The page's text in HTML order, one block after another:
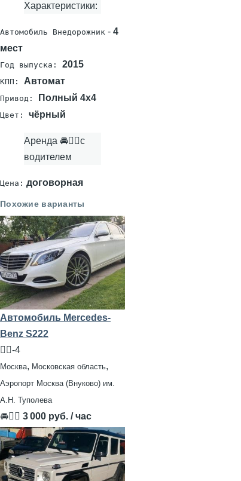
Характеристики:
Автомобиль Внедорожник - 4
мест
Год выпуска: 2015
КПП: Автомат
Привод: Полный 4х4
Цвет: чёрный
Аренда 🚘👨‍✈с
водителем
Цена: договорная
Похожие варианты
Автомобиль Mercedes-
Benz S222
🧍‍♂️-4
Москва, Московская область,
Аэропорт Москва (Внуково) им.
А.Н. Туполева
🚘👨‍✈ 3 000 руб. / час